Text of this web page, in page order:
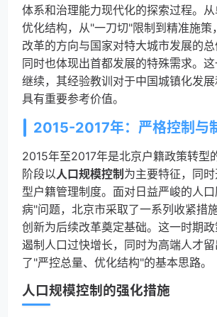
体系和治理能力现代化的探索过程。从
优化结构，从"一刀切"限制到精准施策
改革的方向与国家对特大城市发展的总
同时也体现出首都发展的特殊需求。
继续，其经验教训对于中国城镇化发
具有重要参考价值。
2015-2017年：严格控制与
2015年至2017年是北京户籍政策转型
阶段以人口规模控制 为主要特征，同
型户籍管理制度。面对日益严峻的人
病"问题，北京市采取了一系列收紧措
创新为后续改革奠定基础。这一时期
遏制人口过快增长，同时为高端人才
了"严控总量、优化结构"的基本思路。
人口规模控制的强化措施